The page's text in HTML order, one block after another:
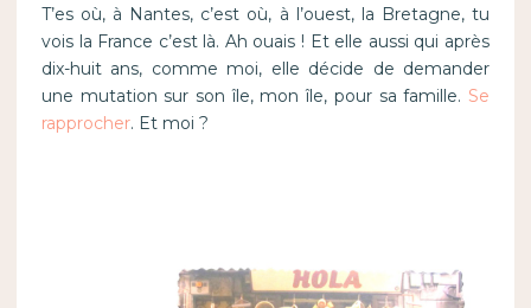
T’es où, à Nantes, c’est où, à l’ouest, la Bretagne, tu
vois la France c’est là. Ah ouais ! Et elle aussi qui après
dix-huit ans, comme moi, elle décide de demander
une mutation sur son île, mon île, pour sa famille. Se
rapprocher. Et moi ?